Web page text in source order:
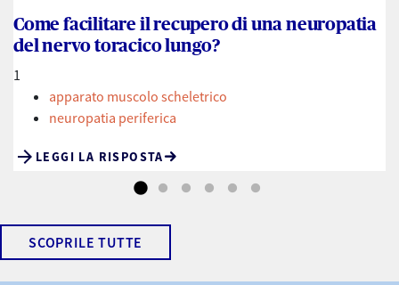
Come facilitare il recupero di una neuropatia
del nervo toracico lungo?
1
apparato muscolo scheletrico
neuropatia periferica
LEGGI LA RISPOSTA
arrow_forward
SCOPRILE TUTTE